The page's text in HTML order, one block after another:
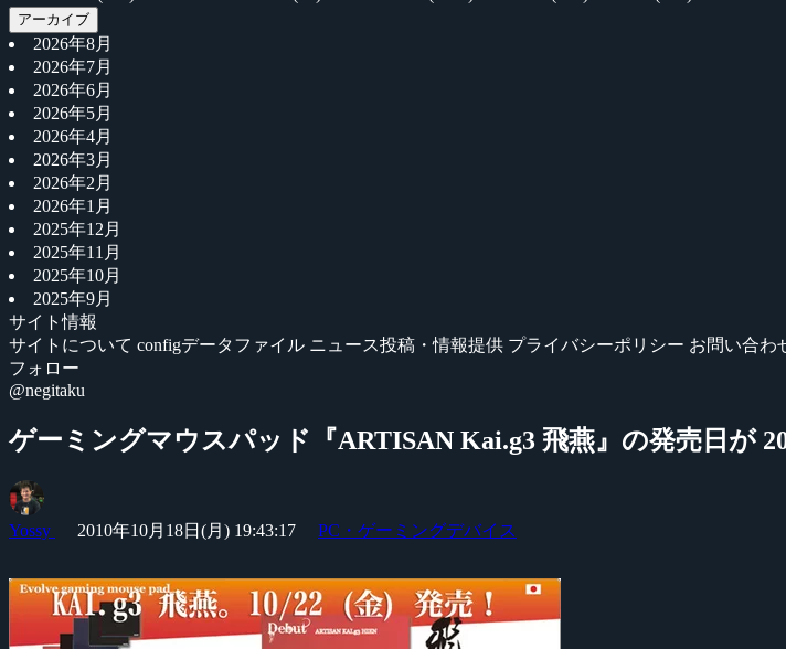
アーカイブ
2026年8月
2026年7月
2026年6月
2026年5月
2026年4月
2026年3月
2026年2月
2026年1月
2025年12月
2025年11月
2025年10月
2025年9月
サイト情報
サイトについて configデータファイル ニュース投稿・情報提供 プライバシーポリシー お問い合わ
フォロー
@negitaku
ゲーミングマウスパッド『ARTISAN Kai.g3 飛燕』の発売日が
Yossy 2010年10月18日(月) 19:43:17 PC・ゲーミングデバイス